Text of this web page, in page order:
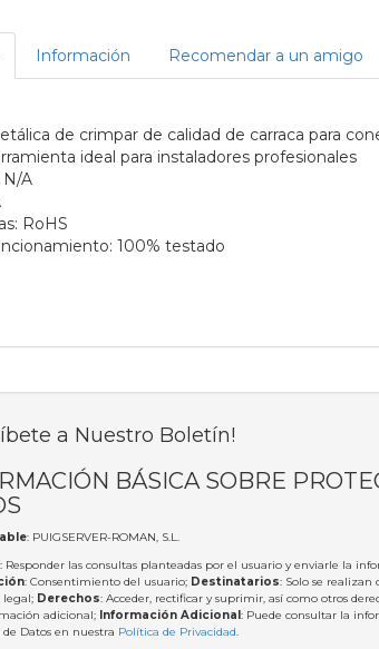
Información Recomendar a un amigo
de crimpar de calidad de carraca para
ideal para instaladores profesionales
A
RoHS
100% testado
a Nuestro Boletín!
BÁSICA SOBRE
: PUIGSERVER-ROMAN, S.L.
: Responder las consultas planteadas por el usuario y enviarle la
: Consentimiento del usuario; Destinatarios: Solo se realizan
legal; Derechos: Acceder, rectificar y suprimir, así como otros
adicional; Información Adicional : Puede consultar la
de Datos en nuestra Política de Privacidad.